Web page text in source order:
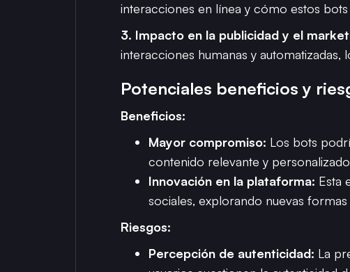
interacciones en línea y cómo estos
3. Impacto en la publicidad y el
interacciones humanas y
Potenciales beneficios y
Beneficios:
Mayor compromiso: Los bots
contenido relevante y
Innovación en la plataforma: Esta
sociales, explorando nuevas
Riesgos:
Percepción de autenticidad: La